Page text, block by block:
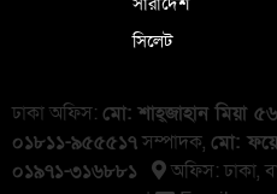
সিলেট
ঢাকা অফিস: মো: শাহ্জাহান মিয়া
০১৮১১-৯৫৫৫১৭সম্পাদক, মো:
০১৯৭১-৩১৬৮৮১
অফিস: ঢাকা,